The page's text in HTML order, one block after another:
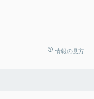
情報の見方